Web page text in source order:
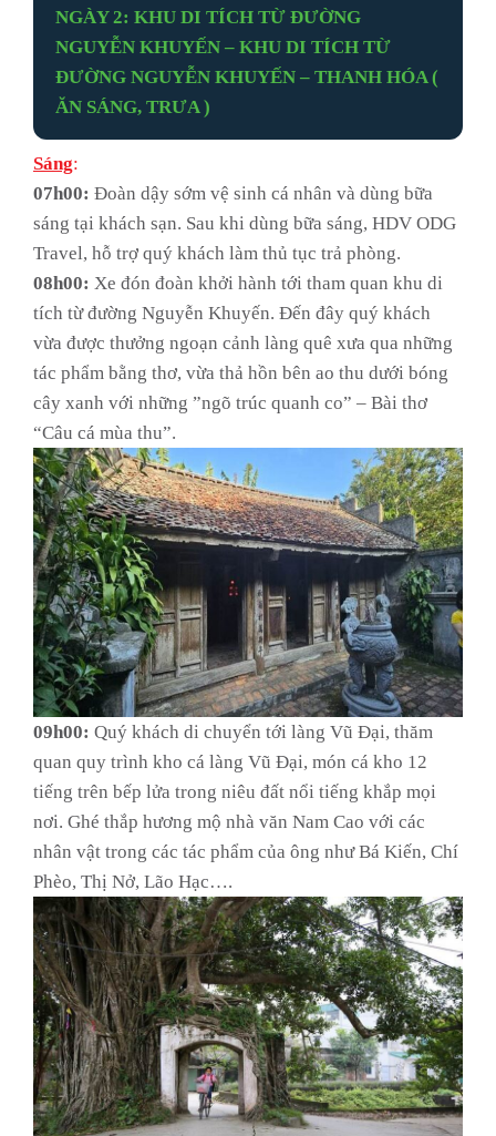
NGÀY 2: KHU DI TÍCH TỪ ĐƯỜNG
NGUYỄN KHUYẾN – KHU DI TÍCH TỪ
ĐƯỜNG NGUYỄN KHUYẾN – THANH HÓA (
ĂN SÁNG, TRƯA )
Sáng:
07h00: Đoàn dậy sớm vệ sinh cá nhân và dùng bữa
sáng tại khách sạn. Sau khi dùng bữa sáng, HDV ODG
Travel, hỗ trợ quý khách làm thủ tục trả phòng.
08h00: Xe đón đoàn khởi hành tới tham quan khu di
tích từ đường Nguyễn Khuyến. Đến đây quý khách
vừa được thưởng ngoạn cảnh làng quê xưa qua những
tác phẩm bằng thơ, vừa thả hồn bên ao thu dưới bóng
cây xanh với những ”ngõ trúc quanh co” – Bài thơ
“Câu cá mùa thu”.
09h00: Quý khách di chuyển tới làng Vũ Đại, thăm
quan quy trình kho cá làng Vũ Đại, món cá kho 12
tiếng trên bếp lửa trong niêu đất nổi tiếng khắp mọi
nơi. Ghé thắp hương mộ nhà văn Nam Cao với các
nhân vật trong các tác phẩm của ông như Bá Kiến, Chí
Phèo, Thị Nở, Lão Hạc….